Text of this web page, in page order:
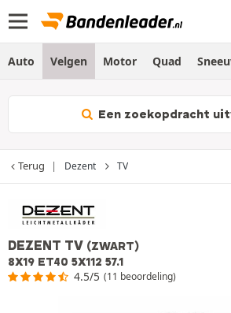
Auto Velgen Motor Quad
Een zoekopdracht
Terug Dezent TV
DEZENT TV (ZWART)
8X19 ET40 5X112 57.1
4.5/5 (11 beoordeling)